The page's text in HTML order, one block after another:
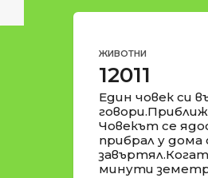
ЖИВОТНИ
12011
Един човек си
Човекът се
прибрал у дома
минути